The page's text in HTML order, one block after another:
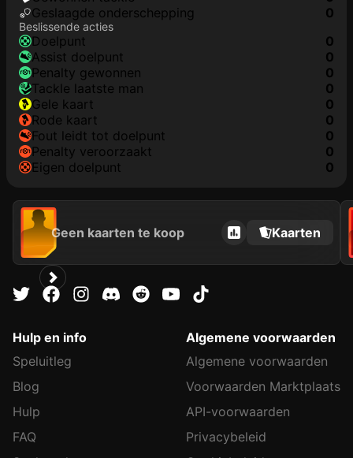
geslaagde onderschepping
0
Beslissende acties
doelpunt
0
assist doelpunt
0
penalty gewonnen
0
tackle laatste man
0
gele kaart
0
rode kaart
0
fout leidt tot doelpunt
0
penalty veroorzaakt
0
eigen doelpunt
0
Geen kaarten te koop Kaarten
Hulp en info
Speluitleg
Blog
Hulp
FAQ
Algemene voorwaarden
Algemene voorwaarden
Voorwaarden Marktplaats
API-voorwaarden
Privacybeleid